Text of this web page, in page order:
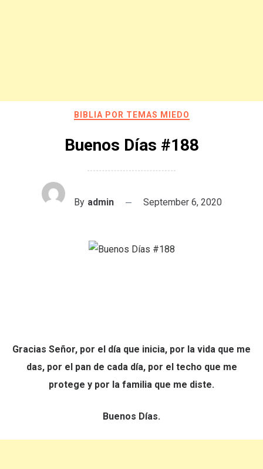
BIBLIA POR TEMAS MIEDO
Buenos Días #188
By admin September 6, 2020
Gracias Señor, por el día que inicia, por la vida que me
das, por el pan de cada día, por el techo que me
protege y por la familia que me diste.
Buenos Días.